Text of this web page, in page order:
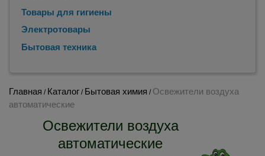
Товары для гигиены
Электротовары
Бытовая техника
Главная / Каталог / Бытовая химия / Освежители воздуха
автоматические
Освежители воздуха
автоматические